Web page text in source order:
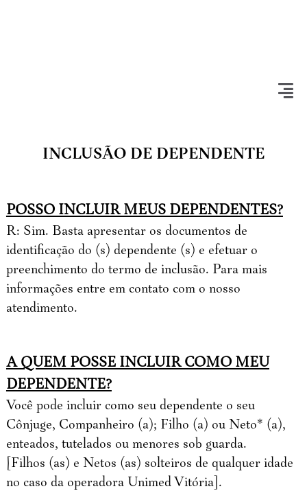
INCLUSÃO DE DEPENDENTE
POSSO INCLUIR MEUS DEPENDENTES?
R: Sim. Basta apresentar os documentos de
identificação do (s) dependente (s) e efetuar o
preenchimento do termo de inclusão. Para mais
informações entre em contato com o nosso
atendimento.
A QUEM POSSE INCLUIR COMO MEU
DEPENDENTE?
Você pode incluir como seu dependente o seu
Cônjuge, Companheiro (a); Filho (a) ou Neto* (a),
enteados, tutelados ou menores sob guarda.
[Filhos (as) e Netos (as) solteiros de qualquer idade
no caso da operadora Unimed Vitória].